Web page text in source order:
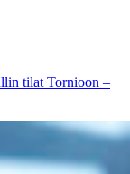
tilat Tornioon –